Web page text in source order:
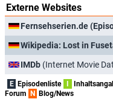
Externe Websites
Fernsehserien.de
Wikipedia: Lost in
IMDb (Internet Movie
E Episodenliste
Forum
N Blog/News